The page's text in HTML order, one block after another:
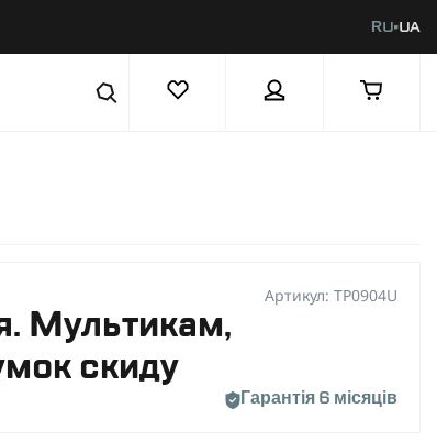
RU UA
Артикул: TP0904U
Мультикам,
скиду
Гарантія 6 місяців